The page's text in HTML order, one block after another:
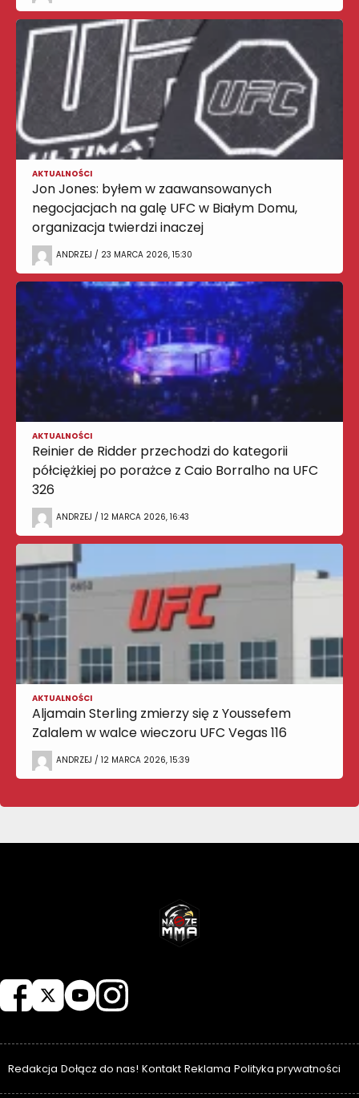
AKTUALNOŚCI
Jon Jones: byłem w zaawansowanych
negocjacjach na galę UFC w Białym Domu,
organizacja twierdzi inaczej
ANDRZEJ / 23 MARCA 2026, 15:30
AKTUALNOŚCI
Reinier de Ridder przechodzi do kategorii
półciężkiej po porażce z Caio Borralho na UFC
326
ANDRZEJ / 12 MARCA 2026, 16:43
AKTUALNOŚCI
Aljamain Sterling zmierzy się z Youssefem
Zalalem w walce wieczoru UFC Vegas 116
ANDRZEJ / 12 MARCA 2026, 15:39
Redakcja Dołącz do nas! Kontakt Reklama Polityka prywatności